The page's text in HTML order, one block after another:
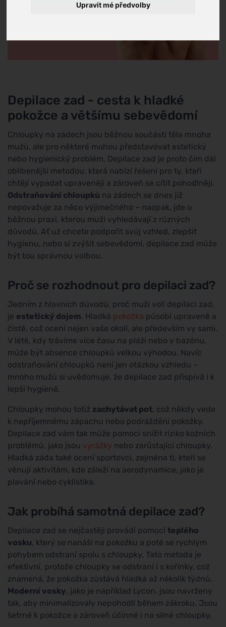
Upravit mé předvolby
Depilace zad - cesta k hladké
pokožce a většímu sebevědomí
Chloupky na zádech jsou běžnou součástí těla mnoha
mužů, ale pro některé mohou představovat estetický
nebo hygienický problém. Depilace zad je proto čím dál
oblíbenější metodou, která nabízí řešení pro ty, kteří
chtějí vypadat upraveněji a zároveň se cítit pohodlněji.
Odstraňování chloupků na zádech se dnes již
nepovažuje za něco výjimečného – naopak, jde o
běžnou praxi, kterou muži vyhledávají z různých
důvodů. Ať už chcete podpořit svůj vzhled, zlepšit
hygienu, nebo si zvýšit sebevědomí, depilace zad může
být tou správnou volbou.
Proč se rozhodnout pro depilaci zad?
Jedním z hlavních důvodů, proč muži volí depilaci zad,
je estetický dojem. Hladká pokožka působí upraveně a
čistě, což ocení nejen vaše okolí, ale především vy sami.
V létě, kdy trávíme více času na pláži nebo v bazénu,
může být absence chloupků velkou výhodou. Navíc
odstraňování chloupků není jen otázkou vzhledu –
mnoho mužů si uvědomuje, že depilace zad přispívá i k
lepší hygieně.
Chloupky mohou totiž zachytávat pot, což někdy vede
k nepříjemnému zápachu nebo podráždění pokožky.
Depilace zad vám tak může pomoci snížit riziko kožních
problémů, jako jsou vyrážky nebo zarůstající chloupky.
Hladká záda také ocení sportovci, zejména ti, kteří se
věnují aktivitám, kde záleží na aerodynamice, jako je
plavání nebo cyklistika.
Jak probíhá samotná depilace zad?
Depilace zad se nejčastěji provádí pomocí teplého
vosku, který se nanáší na pokožku a poté se rychlým
pohybem odstraní spolu s chloupky. Tato metoda je
efektivní, protože chloupky se odstraní i s kořínky, což
znamená, že pokožka zůstává hladká až několik týdnů.
Moderní vosky, jako je například Lycon, jsou navrženy
tak, aby minimalizovaly nepohodlí během zákroku. Jsou
šetrné k pokožce a zároveň účinné i na silné chloupky.